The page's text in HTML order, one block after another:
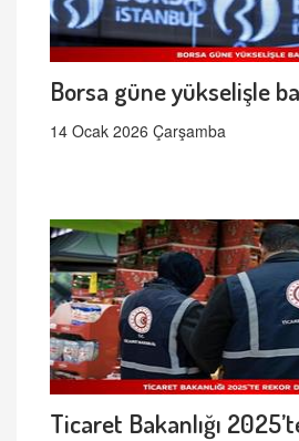
Borsa güne yükselişle
14 Ocak 2026 Çarşamba
Ticaret Bakanlığı